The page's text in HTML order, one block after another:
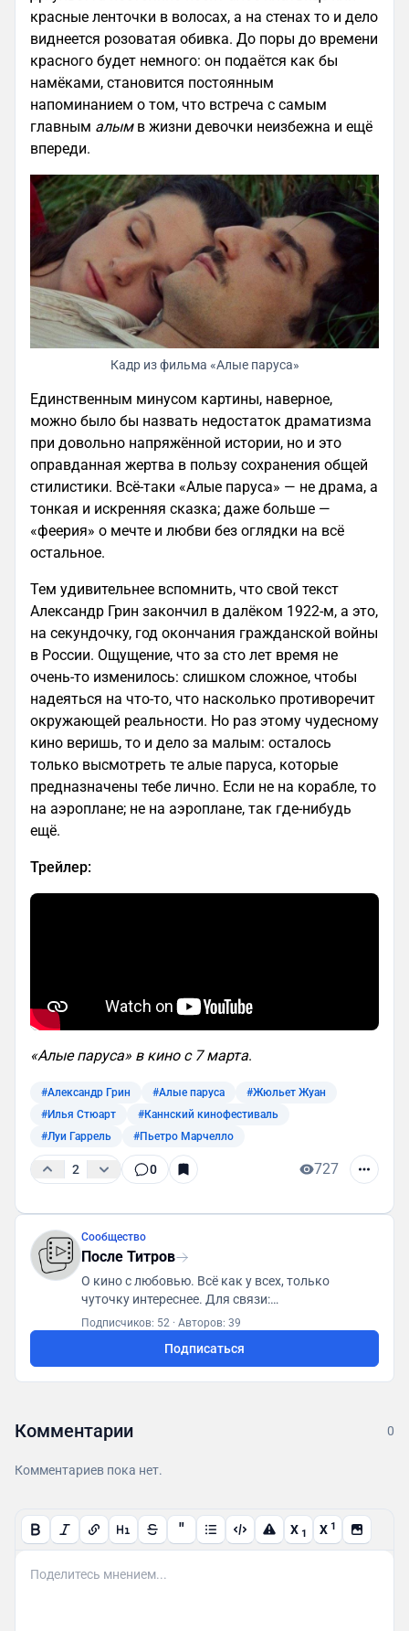
красные ленточки в волосах, а на стенах то и дело
виднеется розоватая обивка. До поры до времени
красного будет немного: он подаётся как бы
намёками, становится постоянным
напоминанием о том, что встреча с самым
главным алым в жизни девочки неизбежна и ещё
впереди.
Кадр из фильма «Алые паруса»
Единственным минусом картины, наверное,
можно было бы назвать недостаток драматизма
при довольно напряжённой истории, но и это
оправданная жертва в пользу сохранения общей
стилистики. Всё-таки «Алые паруса» — не драма, а
тонкая и искренняя сказка; даже больше —
«феерия» о мечте и любви без оглядки на всё
остальное.
Тем удивительнее вспомнить, что свой текст
Александр Грин закончил в далёком 1922-м, а это,
на секундочку, год окончания гражданской войны
в России. Ощущение, что за сто лет время не
очень-то изменилось: слишком сложное, чтобы
надеяться на что-то, что насколько противоречит
окружающей реальности. Но раз этому чудесному
кино веришь, то и дело за малым: осталось
только высмотреть те алые паруса, которые
предназначены тебе лично. Если не на корабле, то
на аэроплане; не на аэроплане, так где-нибудь
ещё.
Трейлер:
«Алые паруса» в кино с 7 марта.
#Александр Грин #Алые паруса
#Жюльет Жуан
#Илья Стюарт
#Каннский кинофестиваль
#Луи Гаррель
#Пьетро Марчелло
2 0 727
Сообщество
После Титров
О кино с любовью. Всё как у всех, только
чуточку интереснее. Для связи:
posletitrov@yandex.ru
Подписчиков: 52 · Авторов: 39
Подписаться
Комментарии 0
Комментариев пока нет.
" X 1 X 1